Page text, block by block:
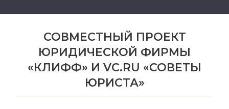
СОВМЕСТНЫЙ ПРОЕКТ
ЮРИДИЧЕСКОЙ ФИРМЫ
«КЛИФФ» И VC.RU «СОВЕТЫ
ЮРИСТА»